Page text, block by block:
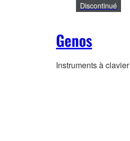
Genos
Discontinué
Instruments à